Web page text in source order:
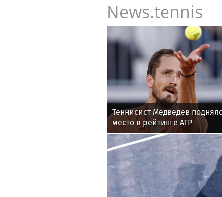
News.tennis
Теннисист Медведев
место в рейтинге ATP